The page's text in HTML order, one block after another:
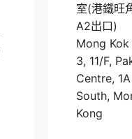
室(港鐵旺
A2出口)
Mong
3, 11/F,
Centre,
South,
Kong